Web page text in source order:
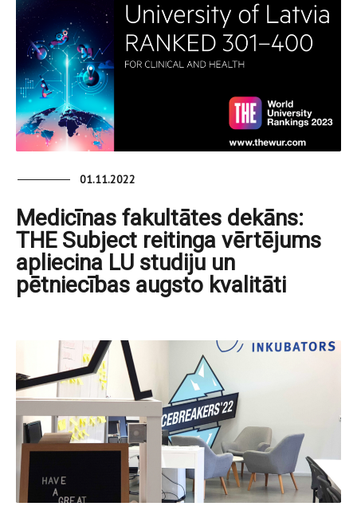
01.11.2022
Medicīnas fakultātes dekāns:
THE Subject reitinga vērtējums
apliecina LU studiju un
pētniecības augsto kvalitāti